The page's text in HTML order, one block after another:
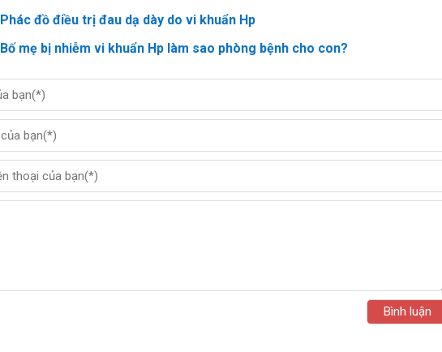
Phác đồ điều trị đau dạ dày do vi khuẩn Hp
Bố mẹ bị nhiễm vi khuẩn Hp làm sao phòng bệnh cho con?